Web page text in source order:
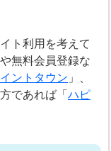
ト利用を考えて
無料会員登録な
ントタウン 」、
であれば「ハピ